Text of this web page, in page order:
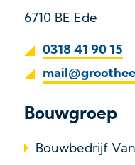
6710 BE Ede
0318 41 90 15
Bouwgroep
Bouwbedrijf